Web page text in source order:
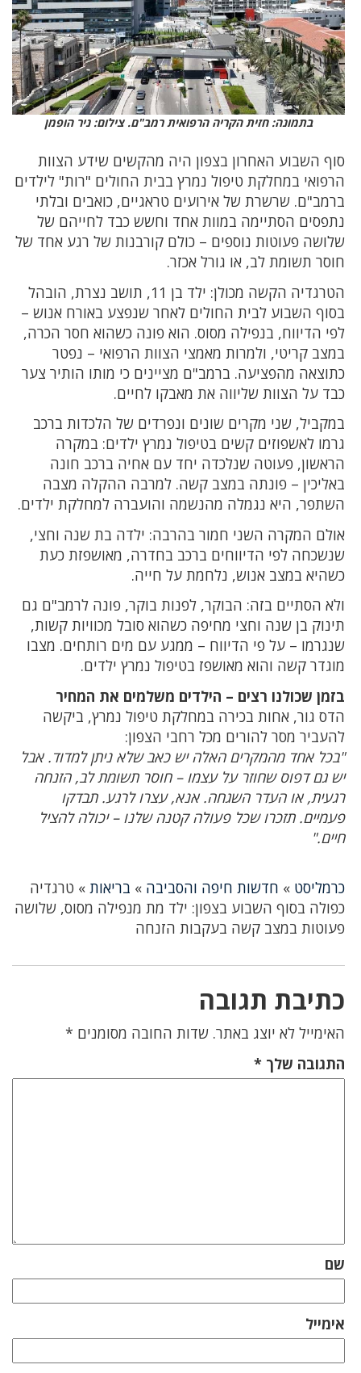
בתמונה: חזית הקריה הרפואית רמב"ם. צילום: ניר הופמן
סוף השבוע האחרון בצפון היה מהקשים שידע הצוות
הרפואי במחלקת טיפול נמרץ בבית החולים "רות" לילדים
ברמב"ם. שרשרת של אירועים טראגיים, כואבים ובלתי
נתפסים הסתיימה במוות אחד וחשש כבד לחייהם של
שלושה פעוטות נוספים – כולם קורבנות של רגע אחד של
חוסר תשומת לב, או גורל אכזר.
הטרגדיה הקשה מכולן: ילד בן 11, תושב נצרת, הובהל
בסוף השבוע לבית החולים לאחר שנפצע באורח אנוש –
לפי הדיווח, בנפילה מסוס. הוא פונה כשהוא חסר הכרה,
במצב קריטי, ולמרות מאמצי הצוות הרפואי – נפטר
כתוצאה מהפציעה. ברמב"ם מציינים כי מותו הותיר צער
כבד על הצוות שליווה את מאבקו לחיים.
במקביל, שני מקרים שונים ונפרדים של הלכדות ברכב
גרמו לאשפוזים קשים בטיפול נמרץ ילדים: במקרה
הראשון, פעוטה שנלכדה יחד עם אחיה ברכב חונה
באליכין – פונתה במצב קשה. למרבה ההקלה מצבה
השתפר, היא נגמלה מהנשמה והועברה למחלקת ילדים.
אולם המקרה השני חמור בהרבה: ילדה בת שנה וחצי,
שנשכחה לפי הדיווחים ברכב בחדרה, מאושפזת כעת
כשהיא במצב אנוש, נלחמת על חייה.
ולא הסתיים בזה: הבוקר, לפנות בוקר, פונה לרמב"ם גם
תינוק בן שנה וחצי מחיפה כשהוא סובל מכוויות קשות,
שנגרמו – על פי הדיווח – ממגע עם מים רותחים. מצבו
מוגדר קשה והוא מאושפז בטיפול נמרץ ילדים.
בזמן שכולנו רצים – הילדים משלמים את המחיר
הדס גור, אחות בכירה במחלקת טיפול נמרץ, ביקשה
להעביר מסר להורים מכל רחבי הצפון:
"בכל אחד מהמקרים האלה יש כאב שלא ניתן למדוד. אבל
יש גם דפוס שחוזר על עצמו – חוסר תשומת לב, הזנחה
רגעית, או העדר השגחה. אנא, עצרו לרגע. תבדקו
פעמיים. תזכרו שכל פעולה קטנה שלנו – יכולה להציל
חיים."
כרמליסט » חדשות חיפה והסביבה » בריאות » טרגדיה
כפולה בסוף השבוע בצפון: ילד מת מנפילה מסוס, שלושה
פעוטות במצב קשה בעקבות הזנחה
כתיבת תגובה
האימייל לא יוצג באתר. שדות החובה מסומנים *
התגובה שלך *
שם
אימייל